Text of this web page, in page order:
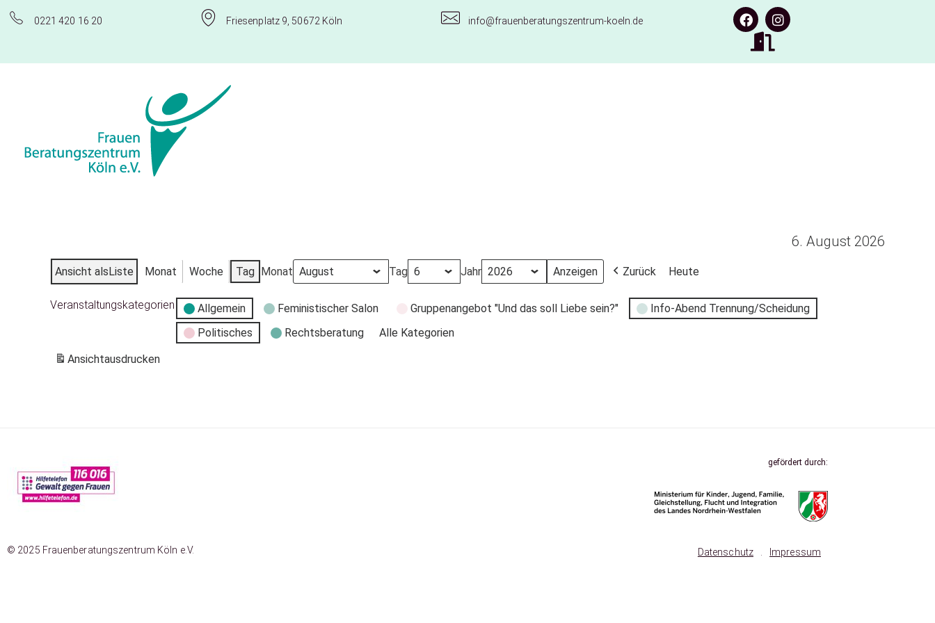
0221 420 16 20 Friesenplatz 9, 50672 Köln info@frauenberatungszentrum-koeln.de
6. August 2026
Ansicht alsListe Monat Woche Tag Monat Tag Jahr Zurück Heute
Veranstaltungskategorien Allgemein Feministischer Salon Gruppenangebot "Und das soll Liebe sein?"
Info-Abend Trennung/Scheidung
Politisches
Rechtsberatung
Alle Kategorien
Ansichtausdrucken
gefördert durch:
© 2025 Frauenberatungszentrum Köln e.V. Datenschutz Impressum